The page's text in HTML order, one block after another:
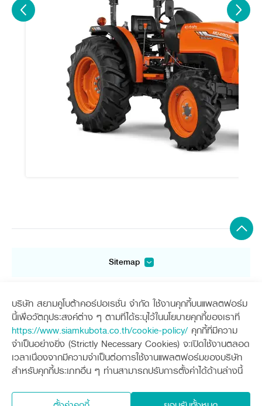
บริษัท สยามคูโบต้าคอร์ปอเรชั่น จำกัด ใช้งานคุกกี้บนแพลตฟอร์ม
นี้เพื่อวัตถุประสงค์ต่าง ๆ ตามที่ได้ระบุไว้ในนโยบายคุกกี้ของเราที่
https://www.siamkubota.co.th/cookie-policy/คุกกี้ที่มีความ
จำเป็นอย่างยิ่ง (Strictly Necessary Cookies) จะเปิดใช้งานตลอด
เวลาเนื่องจากมีความจำเป็นต่อการใช้งานแพลตฟอร์มของบริษัท
สำหรับคุกกี้ประเภทอื่น ๆ ท่านสามารถปรับการตั้งค่าได้ด้านล่างนี้
Sitemap
อุปกรณ์ต่อพ่วงแทรกเตอร์
รถเกี่ยวนวดข้าว
รถดำนา
ชุดอุปกรณ์เสริมรถดำนา
เครื่องยนต์ดีเซล
รถไถ
สินค้าอื่น ๆ
อุปกรณ์ต่อพ่วงรถขุด
รถตักล้อยาง
สินค้านวัตกรรมการเกษตร
โดรนการเกษตร
ผู้แทนจำหน่าย
ช่องทางการติดตาม ศูนย์ลูกค้าสัมพันธ์คูโบต้า คอนเนค
นโยบายคุ้มครองข้อมูลส่วนบุคคล นโยบายความเป็นส่วนตัว
สินค้าที่เกี่ยวข้อง